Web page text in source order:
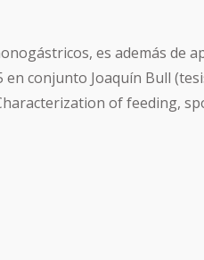
es además de
Joaquín Bull
of feeding,